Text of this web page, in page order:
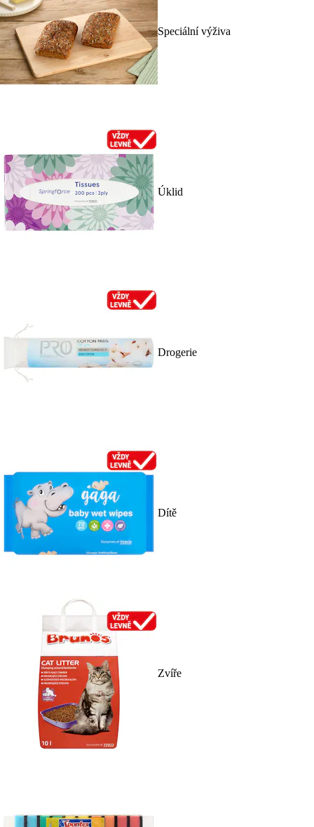
Speciální výživa
Úklid
Drogerie
Dítě
Zvíře